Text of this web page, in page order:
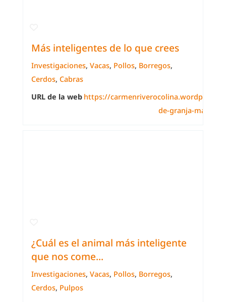
Más inteligentes de lo que crees
Investigaciones, Vacas, Pollos, Borregos,
Cerdos, Cabras
URL de la web https://
de-granja-mas-
¿Cuál es el animal más inteligente
que nos come...
Investigaciones, Vacas, Pollos, Borregos,
Cerdos, Pulpos